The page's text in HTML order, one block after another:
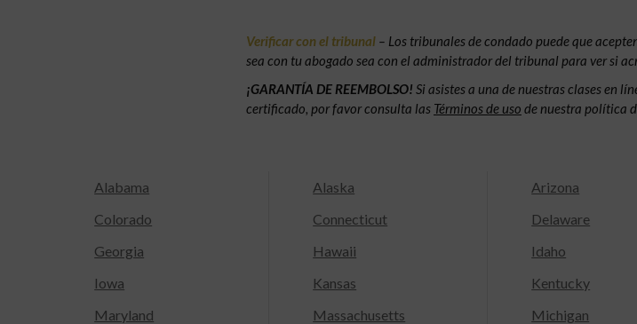
Verificar con el tribunal – Los tribunales de condado puede que
sea con tu abogado sea con el administrador del tribunal para ver si
¡GARANTÍA DE REEMBOLSO! Si asistes a una de nuestras clases en
certificado, por favor consulta las Términos de uso de nuestra política
Alabama Alaska Arizona
Colorado
Connecticut Delaware
Georgia
Hawaii Idaho
Iowa
Kansas Kentucky
Maryland
Massachusetts Michigan